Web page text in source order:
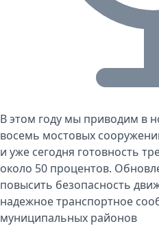
В этом году мы приводим в
восемь мостовых
и уже сегодня готовность
около 50 процентов.
повысить безопасность
надежное транспортное
муниципальных районов